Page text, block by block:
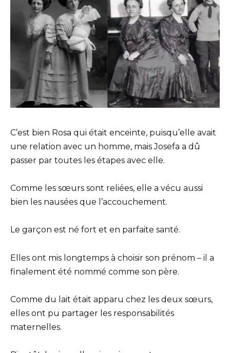
C’est bien Rosa qui était enceinte, puisqu’elle avait
une relation avec un homme, mais Josefa a dû
passer par toutes les étapes avec elle.
Comme les sœurs sont reliées, elle a vécu aussi
bien les nausées que l’accouchement.
Le garçon est né fort et en parfaite santé.
Elles ont mis longtemps à choisir son prénom – il a
finalement été nommé comme son père.
Comme du lait était apparu chez les deux sœurs,
elles ont pu partager les responsabilités
maternelles.